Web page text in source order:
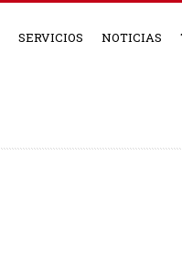
SERVICIOS NOTICIAS